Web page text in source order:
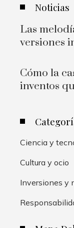
Noticias
Las
versiones
Cómo la
inventos
Ciencia y
Cultura y ocio
Inversiones y